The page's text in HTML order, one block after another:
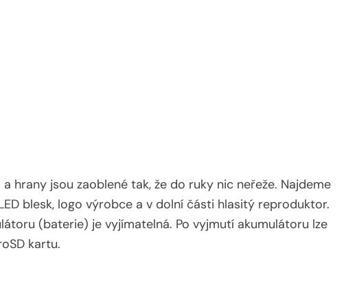
hrany jsou zaoblené tak, že do ruky nic neřeže. Najdeme
blesk, logo výrobce a v dolní části hlasitý reproduktor.
(baterie) je vyjímatelná. Po vyjmutí akumulátoru lze
kartu.